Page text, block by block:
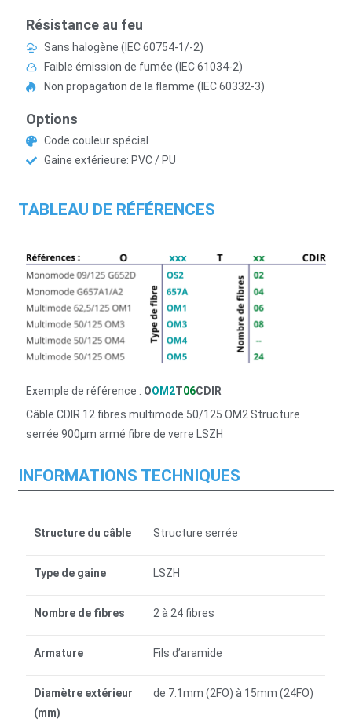
Résistance au feu
Sans halogène (IEC 60754-1/-2)
Faible émission de fumée (IEC 61034-2)
Non propagation de la flamme (IEC 60332-3)
Options
Code couleur spécial
Gaine extérieure: PVC / PU
TABLEAU DE RÉFÉRENCES
Exemple de référence : OOM2T06CDIR
Câble CDIR 12 fibres multimode 50/125 OM2 Structure
serrée 900µm armé fibre de verre LSZH
INFORMATIONS TECHNIQUES
Structure du câble Structure serrée
Type de gaine LSZH
Nombre de fibres 2 à 24 fibres
Armature Fils d’aramide
Diamètre extérieur
(mm)
de 7.1mm (2FO) à 15mm (24FO)